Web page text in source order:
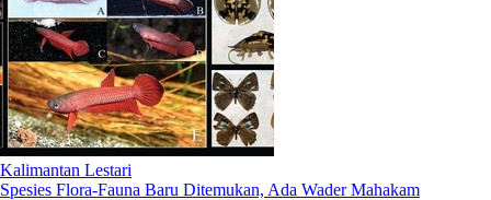
Kalimantan Lestari
Spesies Flora-Fauna Baru Ditemukan, Ada Wader Mahakam